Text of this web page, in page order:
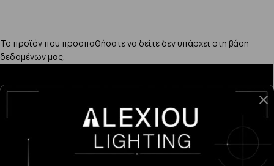
Το προϊόν που προσπαθήσατε να δείτε δεν υπάρχει στη βάση
δεδομένων μας.